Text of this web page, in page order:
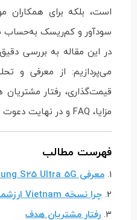
است، بلکه برای
سودآور و کم‌ریسک به‌حساب
در این مقاله به بررسی
می‌پردازیم: از معرفی و
قیمت‌گذاری، رفتار
مزایا، FAQ و در نهایت دعوت به اقدام.
فهرست مطالب
1. معرفی Samsung S25 Ultra 5G
2. چرا نسخه Vietnam ارزشمند است؟
3. رفتار مشتریان هدف